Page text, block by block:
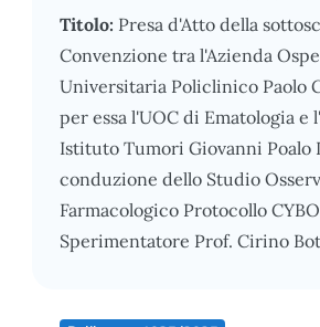
Titolo: Presa d'Atto della
Convenzione tra l'Azienda
Universitaria Policlinico Paolo
per essa l'UOC di Ematologia e
Istituto Tumori Giovanni Poalo
conduzione dello Studio
Farmacologico Protocollo
Sperimentatore Prof. Cirino